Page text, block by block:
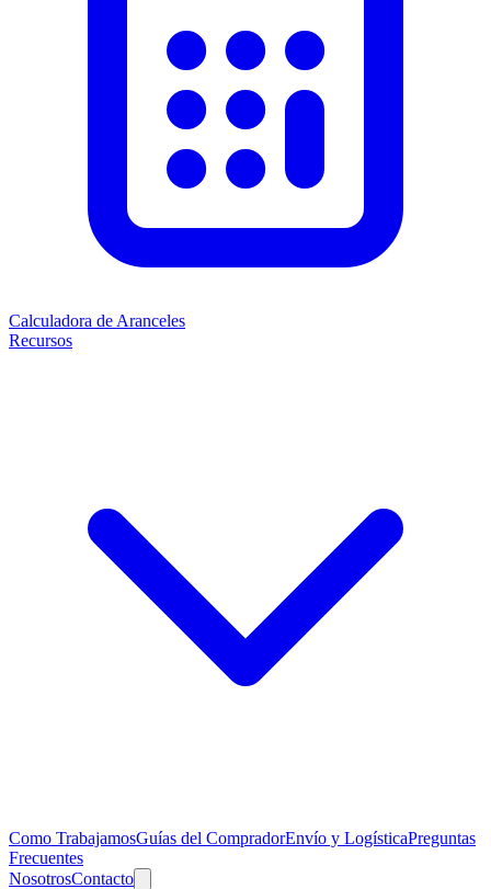
Calculadora de Aranceles
Recursos
Como TrabajamosGuías del CompradorEnvío y LogísticaPreguntas
Frecuentes
NosotrosContacto